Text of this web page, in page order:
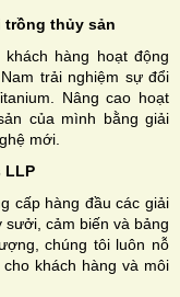
thủy sản
hàng hoạt động
trải nghiệm sự đổi
Nâng cao hoạt
của mình bằng giải
mới.
LLP
cấp hàng đầu các giải
cảm biến và bảng
chúng tôi luôn nỗ
khách hàng và môi